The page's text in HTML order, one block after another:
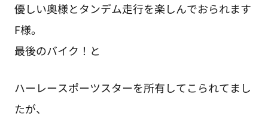
優しい奥様とタンデム走行を楽しんでおられます
F様。
最後のバイク！と
ハーレースポーツスターを所有してこられてまし
たが、